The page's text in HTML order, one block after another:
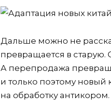
Дальше можно не
превращается в старую.
А перепродажа
и только поэтому новый
на обработку антикором.